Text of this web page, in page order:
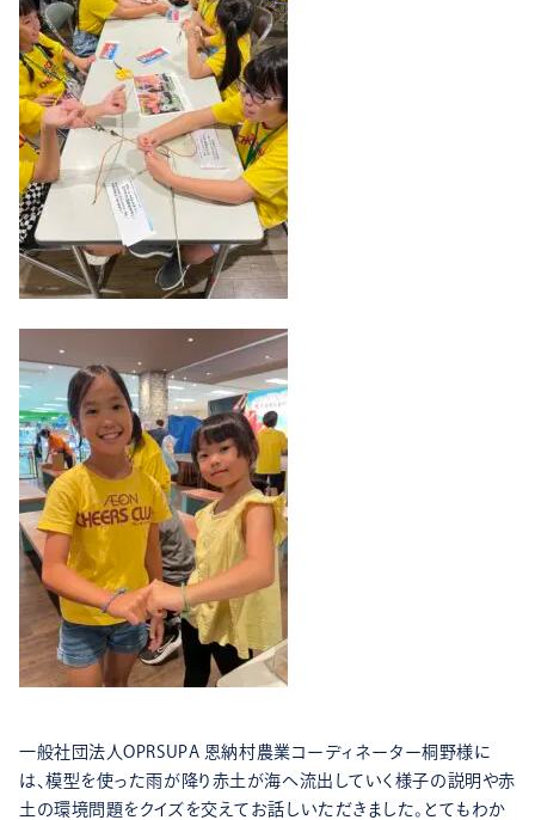
一般社団法人OPRSUPA 恩納村農業コーディネーター桐野様に
は、模型を使った雨が降り赤土が海へ流出していく様子の説明や赤
土の環境問題をクイズを交えてお話しいただきました。とてもわか